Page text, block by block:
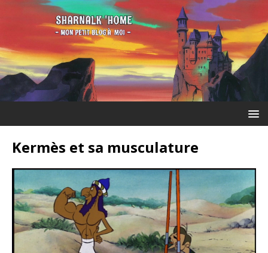
Kermès et sa musculature